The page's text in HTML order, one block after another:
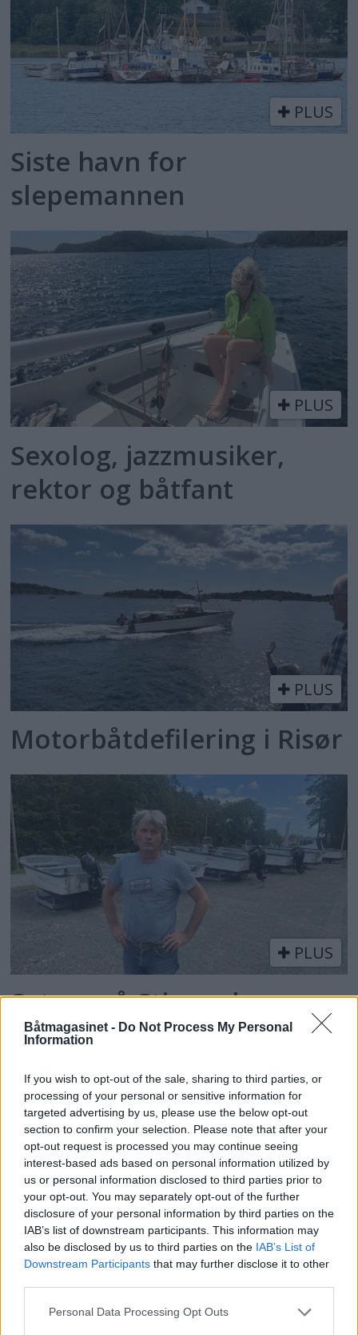
Båtmagasinet - Do Not Process My Personal
Information
If you wish to opt-out of the sale, sharing to third parties, or
processing of your personal or sensitive information for
targeted advertising by us, please use the below opt-out
section to confirm your selection. Please note that after your
opt-out request is processed you may continue seeing
interest-based ads based on personal information utilized by
us or personal information disclosed to third parties prior to
your opt-out. You may separately opt-out of the further
disclosure of your personal information by third parties on the
IAB’s list of downstream participants. This information may
also be disclosed by us to third parties on the IAB’s List of
Downstream Participants that may further disclose it to other
Personal Data Processing Opt Outs
PLUS
Siste havn for
slepemannen
PLUS
Sexolog, jazzmusiker,
rektor og båtfant
PLUS
Motorbåtdefilering i Risør
PLUS
Satser på Sting, øker
salget
Politiets teori: Tok igjen
fritidsbåten bakfra